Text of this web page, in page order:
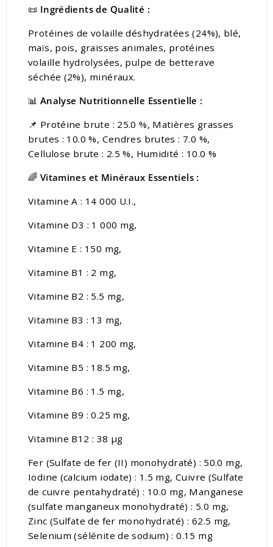
📜 Ingrédients de Qualité :
Protéines de volaille déshydratées (24%), blé,
maïs, pois, graisses animales, protéines
volaille hydrolysées, pulpe de betterave
séchée (2%), minéraux.
📊 Analyse Nutritionnelle Essentielle :
📌 Protéine brute : 25.0 %, Matières grasses
brutes : 10.0 %, Cendres brutes : 7.0 %,
Cellulose brute : 2.5 %, Humidité : 10.0 %
🌈 Vitamines et Minéraux Essentiels :
Vitamine A : 14 000 U.I.,
Vitamine D3 : 1 000 mg,
Vitamine E : 150 mg,
Vitamine B1 : 2 mg,
Vitamine B2 : 5.5 mg,
Vitamine B3 : 13 mg,
Vitamine B4 : 1 200 mg,
Vitamine B5 : 18.5 mg,
Vitamine B6 : 1.5 mg,
Vitamine B9 : 0.25 mg,
Vitamine B12 : 38 μg
Fer (Sulfate de fer (II) monohydraté) : 50.0 mg,
Iodine (calcium iodate) : 1.5 mg, Cuivre (Sulfate
de cuivre pentahydraté) : 10.0 mg, Manganese
(sulfate manganeux monohydraté) : 5.0 mg,
Zinc (Sulfate de fer monohydraté) : 62.5 mg,
Selenium (sélénite de sodium) : 0.15 mg